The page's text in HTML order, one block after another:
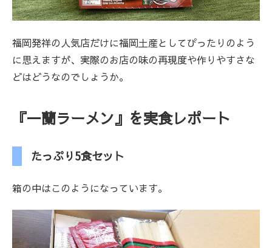
福岡発祥の人気店だけに福岡土産としてぴったりのよう
に思えますが、実際のお店の味の再現度や作りやすさな
どはどうなのでしょうか。
『一蘭ラーメン』を実食レポート
たっぷり5食セット
箱の中はこのようになっています。